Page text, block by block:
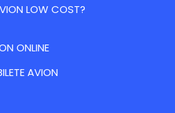
LOW COST?
ONLINE
AVION